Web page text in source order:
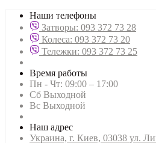
Наши телефоны
Затворы: 093 372 73 28
Колеса: 093 372 73 20
Тележки: 093 372 73 25
Время работы
Пн - Чт: 09:00 – 17:00
Сб Выходной
Вс Выходной
Наш адрес
Украина, г. Киев, 03038 ул.